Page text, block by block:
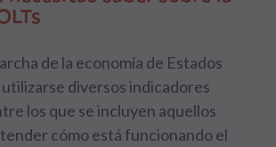
de la economía de Estados
diversos indicadores
los que se incluyen aquellos
cómo está funcionando el